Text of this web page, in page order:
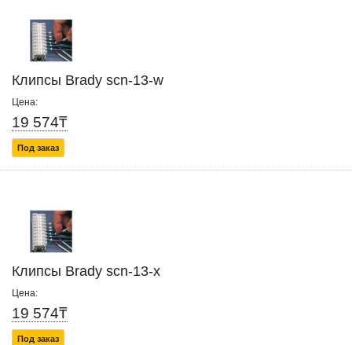
Клипсы Brady scn-13-w
Цена:
19 574₸
Под заказ
Клипсы Brady scn-13-x
Цена:
19 574₸
Под заказ